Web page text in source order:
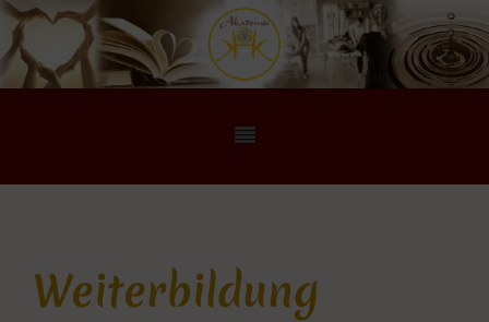
Weiterbildung